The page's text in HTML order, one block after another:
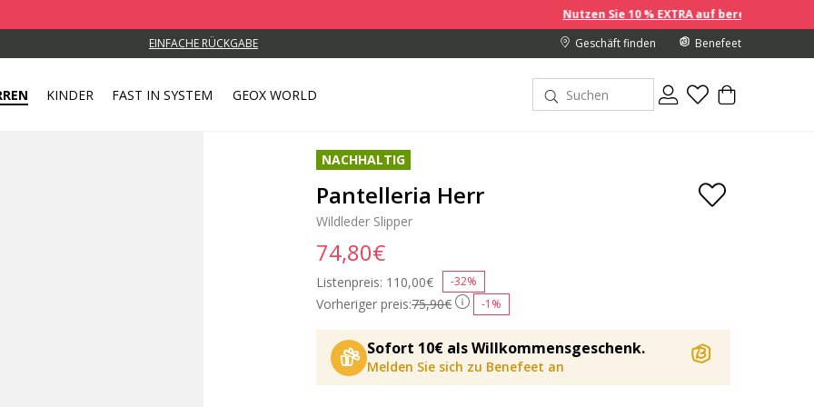
Nutzen Sie 10 % EXTRA auf bereits reduzierte
EINFACHE RÜCKGABE Geschäft finden Benefeet
KINDER FAST IN SYSTEM GEOX WORLD
NACHHALTIG
Pantelleria Herr
Wildleder Slipper
Vorheriger preis:75,90€ -1%
Listenpreis: Price reduced from
110,00€to -32%
74,80€
Sofort 10€ als Willkommensgeschenk.
Melden Sie sich zu Benefeet an